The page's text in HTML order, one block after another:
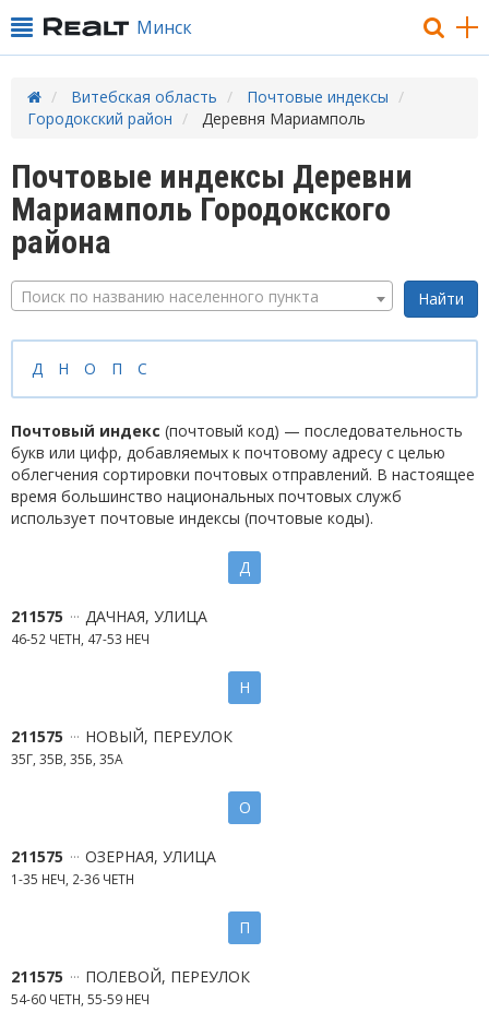
Минск
Витебская область
Почтовые индексы
Городокский район
Деревня Мариамполь
Почтовые индексы Деревни
Мариамполь Городокского
района
Поиск по названию населенного пункта
Д Н О П С
Почтовый индекс (почтовый код) — последовательность
букв или цифр, добавляемых к почтовому адресу с целью
облегчения сортировки почтовых отправлений. В настоящее
время большинство национальных почтовых служб
использует почтовые индексы (почтовые коды).
Д
211575 ДАЧНАЯ, УЛИЦА
46-52 ЧЕТН, 47-53 НЕЧ
Н
211575 НОВЫЙ, ПЕРЕУЛОК
35Г, 35В, 35Б, 35А
О
211575 ОЗЕРНАЯ, УЛИЦА
1-35 НЕЧ, 2-36 ЧЕТН
П
211575 ПОЛЕВОЙ, ПЕРЕУЛОК
54-60 ЧЕТН, 55-59 НЕЧ